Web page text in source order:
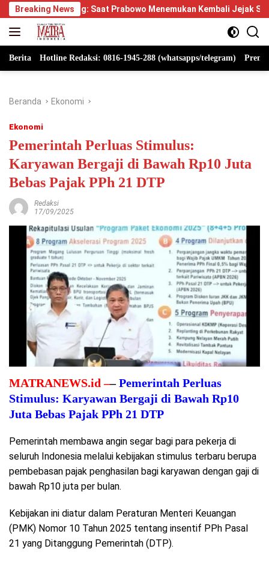
Langsung
ke
konten
Breaking News
Saat Prabowo Menemukan Kembali Jejak Sejarah IPDN
Berita Hotline Redaksi: 0816-1945-288 (whatsapps/telegram)
Beranda Ekonomi
Ekonomi
Pemerintah Perluas Stimulus:
Karyawan Bergaji di Bawah Rp10 Juta
Bebas Pajak PPh 21 DTP
Redaksi
17/09/2025
MATRANEWS.id ––Pemerintah Perluas
Stimulus: Karyawan Bergaji di Bawah Rp10
Juta Bebas Pajak PPh 21 DTP
Pemerintah membawa angin segar bagi para pekerja di
seluruh Indonesia melalui kebijakan stimulus terbaru berupa
pembebasan pajak penghasilan bagi karyawan dengan gaji di
bawah Rp10 juta per bulan.
Kebijakan ini diatur dalam Peraturan Menteri Keuangan
(PMK) Nomor 10 Tahun 2025 tentang insentif PPh Pasal
21 yang Ditanggung Pemerintah (DTP).